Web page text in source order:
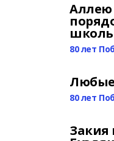
Аллею
80 лет
Любые
80 лет
Закия